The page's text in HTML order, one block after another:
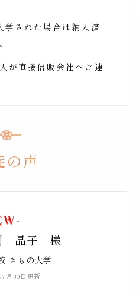
学された場合は納入済
が直接信販会社へご連
の声
晶子 様
きもの大学
7月30日更新